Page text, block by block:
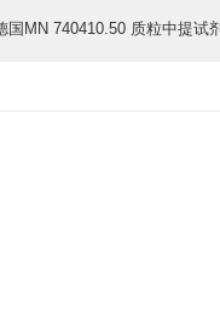
国MN 740410.50 质粒中提试